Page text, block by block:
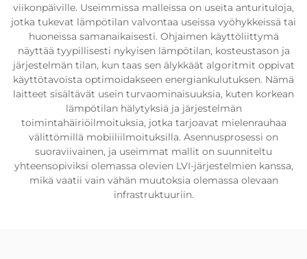
viikonpäiville. Useimmissa malleissa on useita anturituloja,
jotka tukevat lämpötilan valvontaa useissa vyöhykkeissä tai
huoneissa samanaikaisesti. Ohjaimen käyttöliittymä
näyttää tyypillisesti nykyisen lämpötilan, kosteustason ja
järjestelmän tilan, kun taas sen älykkäät algoritmit oppivat
käyttötavoista optimoidakseen energiankulutuksen. Nämä
laitteet sisältävät usein turvaominaisuuksia, kuten korkean
lämpötilan hälytyksiä ja järjestelmän
toimintahäiriöilmoituksia, jotka tarjoavat mielenrauhaa
välittömillä mobiiliilmoituksilla. Asennusprosessi on
suoraviivainen, ja useimmat mallit on suunniteltu
yhteensopiviksi olemassa olevien LVI-järjestelmien kanssa,
mikä vaatii vain vähän muutoksia olemassa olevaan
infrastruktuuriin.